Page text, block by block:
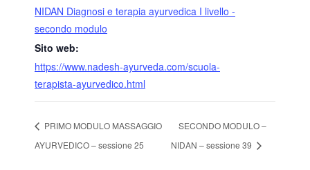
NIDAN Diagnosi e terapia ayurvedica I livello -
secondo modulo
Sito web:
https://www.nadesh-ayurveda.com/scuola-
terapista-ayurvedico.html
PRIMO MODULO MASSAGGIO
AYURVEDICO – sessione 25
SECONDO MODULO –
NIDAN – sessione 39